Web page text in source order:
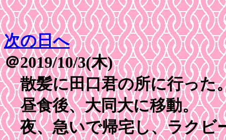
次の日へ
＠2019/10/3(木)
散髪に田口君の所に行った
昼食後、大同大に移動。
夜、急いで帰宅し、ラクビ